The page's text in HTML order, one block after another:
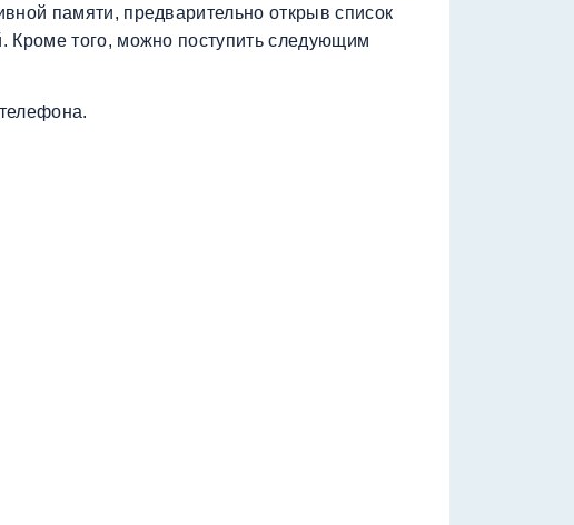
памяти, предварительно открыв список
Кроме того, можно поступить следующим